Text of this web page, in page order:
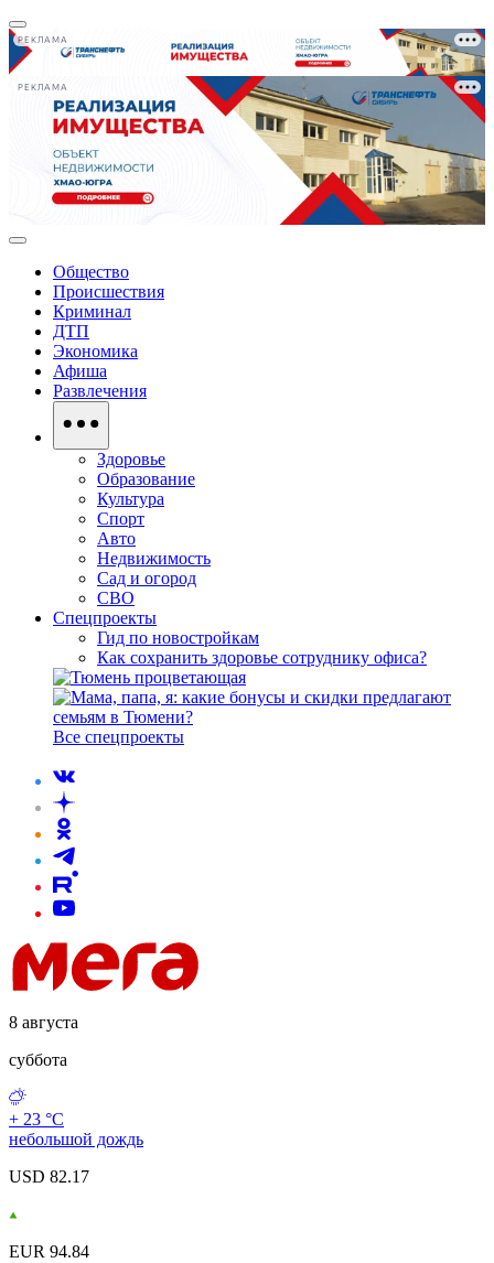
РЕКЛАМА
РЕКЛАМА
Общество
Происшествия
Криминал
ДТП
Экономика
Афиша
Развлечения
Здоровье
Образование
Культура
Спорт
Авто
Недвижимость
Сад и огород
СВО
Спецпроекты
Гид по новостройкам
Как сохранить здоровье сотруднику офиса?
Все спецпроекты
8 августа
суббота
+ 23 °С
небольшой дождь
USD 82.17
EUR 94.84